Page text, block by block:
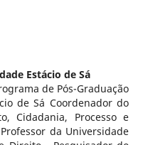
Estácio de Sá
de Pós-Graduação
de Sá Coordenador do
Cidadania, Processo e
Professor da Universidade